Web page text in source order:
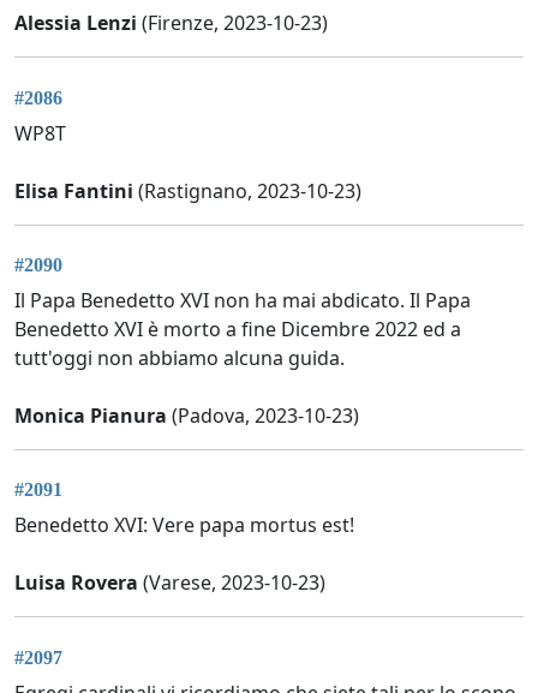
Alessia Lenzi (Firenze, 2023-10-23)
#2086
WP8T
Elisa Fantini (Rastignano, 2023-10-23)
#2090
Il Papa Benedetto XVI non ha mai abdicato. Il Papa
Benedetto XVI è morto a fine Dicembre 2022 ed a
tutt'oggi non abbiamo alcuna guida.
Monica Pianura (Padova, 2023-10-23)
#2091
Benedetto XVI: Vere papa mortus est!
Luisa Rovera (Varese, 2023-10-23)
#2097